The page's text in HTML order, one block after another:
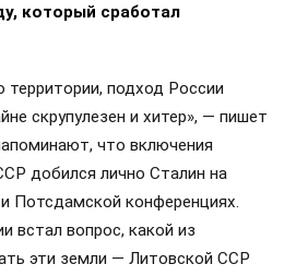
который сработал
подход России
скрупулезен и хитер», — пишет
что включения
добился лично Сталин на
Потсдамской конференциях.
встал вопрос, какой из
эти земли — Литовской ССР